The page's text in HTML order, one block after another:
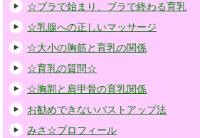
☆ブラで始まり、ブラで終わる育乳
☆乳腺への正しいマッサージ
☆大小の胸筋と育乳の関係
☆育乳の質問☆
☆胸郭と肩甲骨の育乳関係
お勧めできないバストアップ法
みさ☆プロフィール